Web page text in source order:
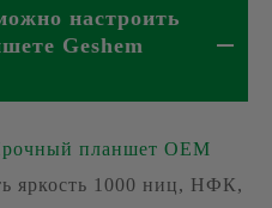
настроить
Geshem
планшет OEM
яркость 1000 ниц, НФК,